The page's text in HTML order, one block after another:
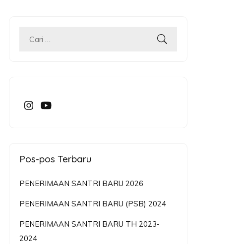
Cari
Pos-pos Terbaru
PENERIMAAN SANTRI BARU 2026
PENERIMAAN SANTRI BARU (PSB) 2024
PENERIMAAN SANTRI BARU TH 2023-
2024